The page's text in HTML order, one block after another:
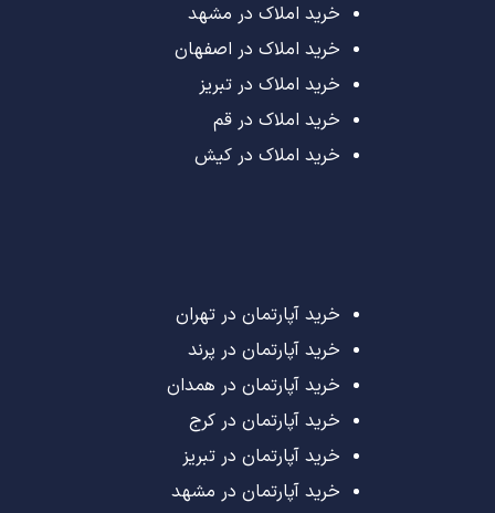
خرید املاک در مشهد
خرید املاک در اصفهان
خرید املاک در تبریز
خرید املاک در قم
خرید املاک در کیش
خرید آپارتمان در تهران
خرید آپارتمان در پرند
خرید آپارتمان در همدان
خرید آپارتمان در کرج
خرید آپارتمان در تبریز
خرید آپارتمان در مشهد